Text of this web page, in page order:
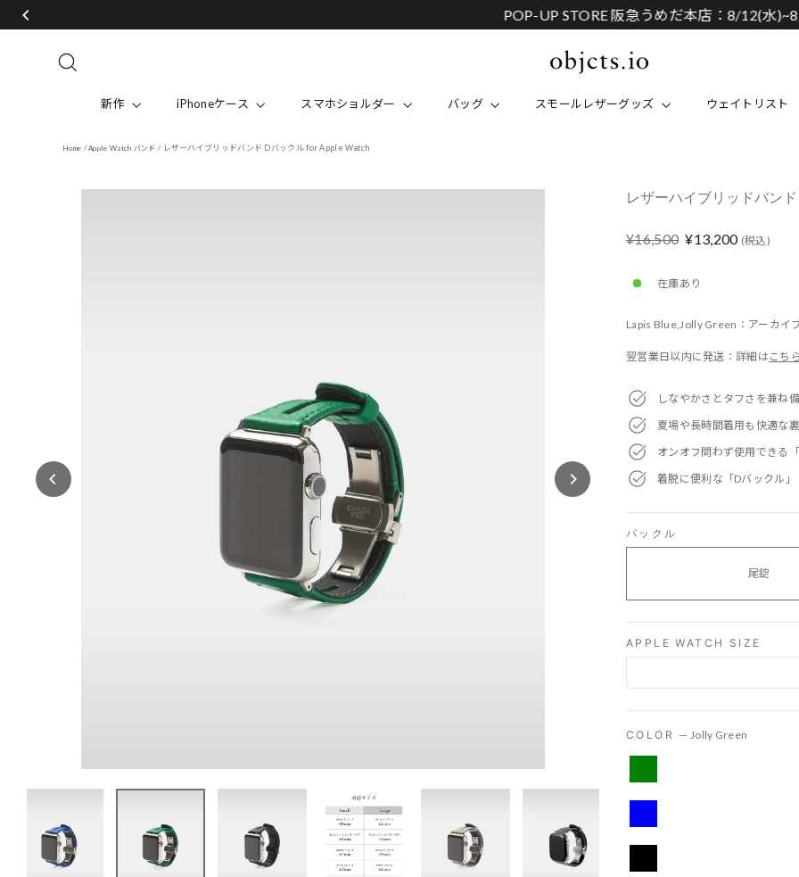
content
POP-UP STORE 阪急うめだ本店：8/12(水)~8/25(火)
新作 iPhoneケース スマホショルダー バッグ スモールレザーグッズ ウェイトリスト
Home / Apple Watch バンド / レザーハイブリッドバンド Dバックル for Apple Watch
レザーハイブリッドバン
Regular
¥16,500 Sale
¥13,200 (税込)
在庫あり
Lapis Blue,Jolly Green：アーカイ
翌営業日以内に発送：詳細は こちら
しなやかさとタフさを兼ね
夏場や長時間着用も快適な
オンオフ問わず使用できる
着脱に便利な「Dバックル」
バックル
尾錠
APPLE WATCH SIZE
COLOR —Jolly Green